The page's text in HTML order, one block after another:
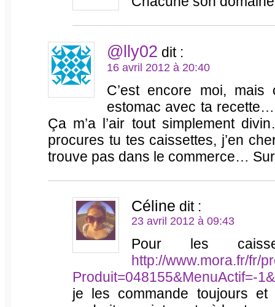
@lly02 dit :
16 avril 2012 à 20:40
C’est encore moi,
estomac avec ta
Ça m’a l’air tout simplement
procures tu tes caissettes, j’en
trouve pas dans le commerce…
Céline dit :
23 avril 2012 à 09:43
Pour les
http://www.mora.fr/fr/
Produit=048155&MenuActif=-
je les commande toujours